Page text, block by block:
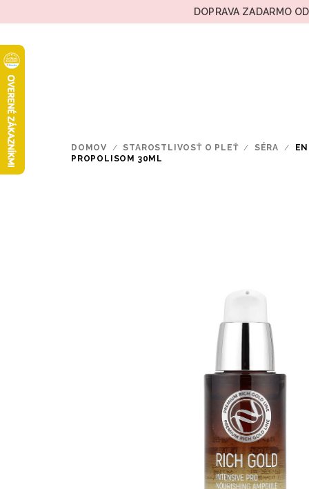
na
DOPRAVA ZADARMO
DOMOV / STAROSTLIVOSŤ O PLEŤ / SÉRA /
PROPOLISOM 30ML